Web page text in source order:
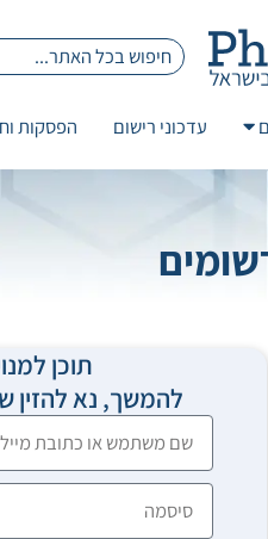
עדכוני רישום הפסקות
תוכן
להמשך, נא